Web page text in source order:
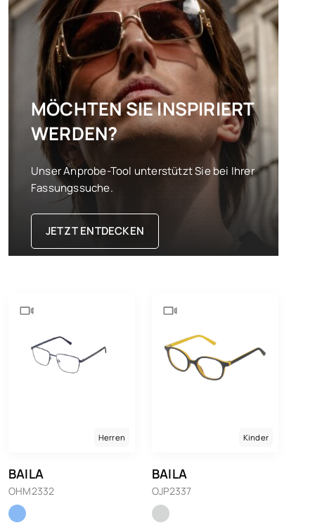
MÖCHTEN SIE INSPIRIERT
WERDEN?
Unser Anprobe-Tool unterstützt Sie bei Ihrer
Fassungssuche.
JETZT ENTDECKEN
Herren
BAILA
OHM2332
Kinder
BAILA
OJP2337